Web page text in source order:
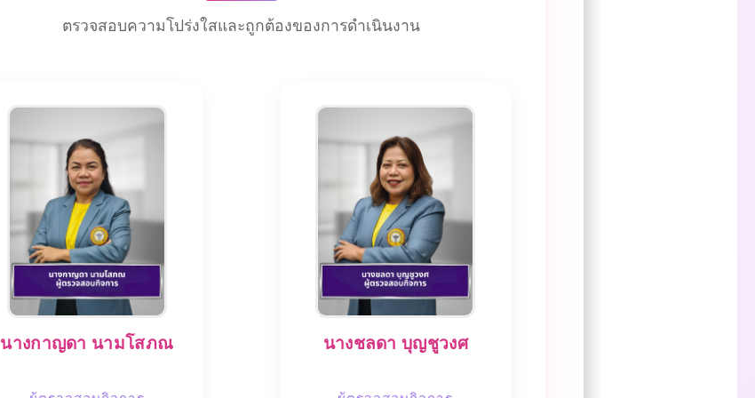
ตรวจสอบความโปร่งใสและถูกต้องของการดำเนินงาน
นางกาญดา นามโสภณ นางชลดา บุญชูวงศ